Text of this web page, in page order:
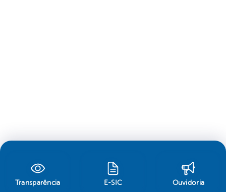
Transparência E-SIC Ouvidoria